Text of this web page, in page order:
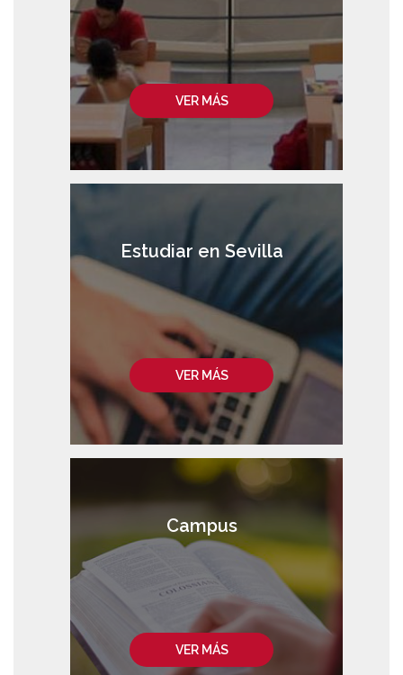
VER MÁS
VER MÁS
Estudiar en Sevilla
VER MÁS
Campus